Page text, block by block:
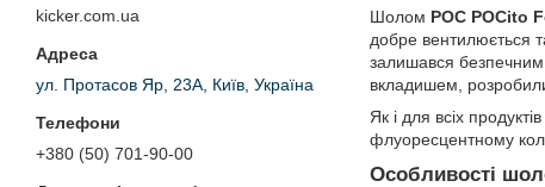
kicker.com.ua
ул. Протасов Яр, 23А, Київ, Україна
+380 (50) 701-90-00
Шолом POC POCito
добре вентилюється
залишався безпечним
вкладишем,
Як і для всіх
флуоресцентному
Особливості